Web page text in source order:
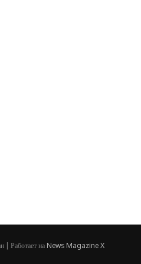
Работает на News Magazine X